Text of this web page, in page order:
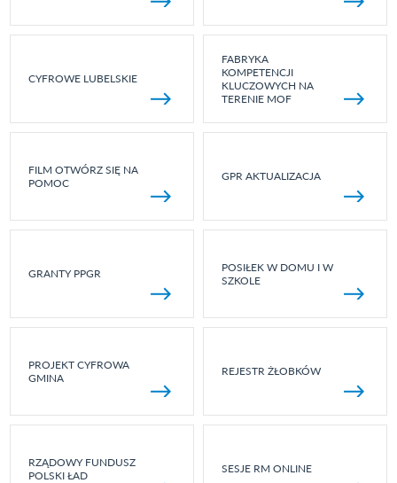
CYFROWE LUBELSKIE
FABRYKA
KOMPETENCJI
KLUCZOWYCH NA
TERENIE MOF
FILM OTWÓRZ SIĘ NA
POMOC
GPR AKTUALIZACJA
GRANTY PPGR
POSIŁEK W DOMU I W
SZKOLE
PROJEKT CYFROWA
GMINA
REJESTR ŻŁOBKÓW
RZĄDOWY FUNDUSZ
POLSKI ŁAD
SESJE RM ONLINE